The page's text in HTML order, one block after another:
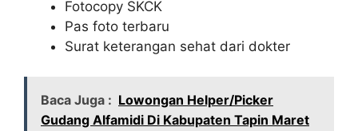
Fotocopy SKCK
Pas foto terbaru
Surat keterangan sehat dari dokter
Baca Juga : Lowongan Helper/Picker
Gudang Alfamidi Di Kabupaten Tapin Maret